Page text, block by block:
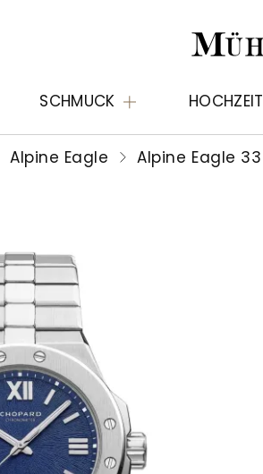
SCHMUCK HOCHZEIT
Alpine Eagle Alpine Eagle 33